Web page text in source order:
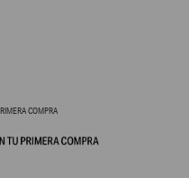
COMPRA